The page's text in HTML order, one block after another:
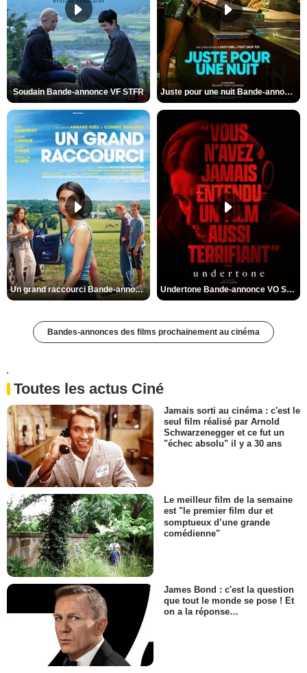
Soudain Bande-annonce VF STFR Juste pour une nuit Bande-annonce VO STFR
Un grand raccourci Bande-annonce VF Undertone Bande-annonce VO STFR
Bandes-annonces des films prochainement au cinéma
'
Toutes les actus Ciné
Jamais sorti au cinéma : c'est le
seul film réalisé par Arnold
Schwarzenegger et ce fut un
"échec absolu" il y a 30 ans
Le meilleur film de la semaine
est "le premier film dur et
somptueux d’une grande
comédienne"
James Bond : c'est la question
que tout le monde se pose ! Et
on a la réponse…